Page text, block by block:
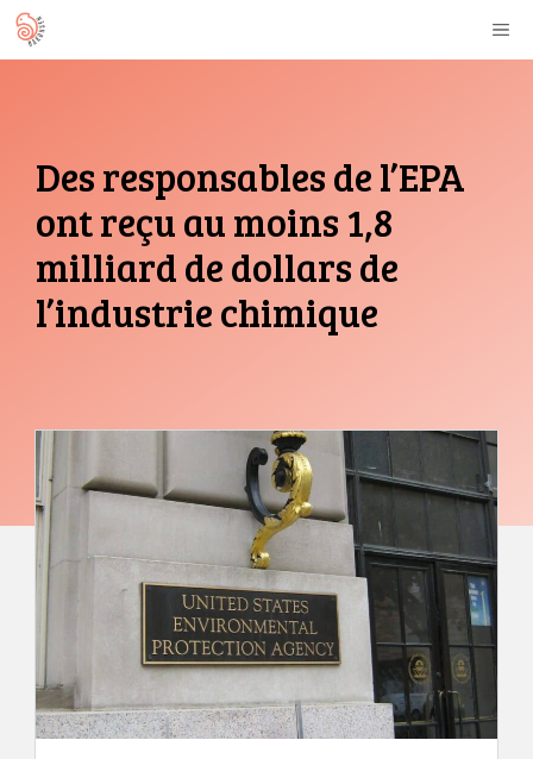
Aller
au
Des responsables de l’EPA
ont reçu au moins 1,8
milliard de dollars de
l’industrie chimique